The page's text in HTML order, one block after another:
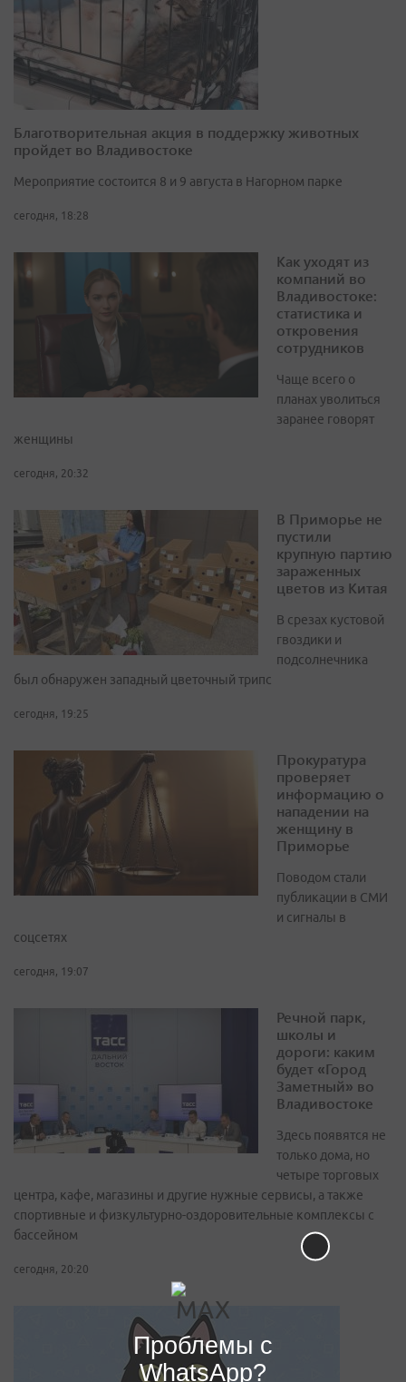
Благотворительная акция в поддержку животных
пройдет во Владивостоке
Мероприятие состоится 8 и 9 августа в Нагорном парке
сегодня, 18:28
Как уходят из
компаний во
Владивостоке:
статистика и
откровения
сотрудников
Чаще всего о
планах уволиться
заранее говорят
женщины
сегодня, 20:32
В Приморье не
пустили
крупную партию
зараженных
цветов из Китая
В срезах кустовой
гвоздики и
подсолнечника
был обнаружен западный цветочный трипс
сегодня, 19:25
Прокуратура
проверяет
информацию о
нападении на
женщину в
Приморье
Поводом стали
публикации в СМИ
и сигналы в
соцсетях
сегодня, 19:07
Речной парк,
школы и
дороги: каким
будет «Город
Заметный» во
Владивостоке
Здесь появятся не
только дома, но
четыре торговых
центра, кафе, магазины и другие нужные сервисы, а также
спортивные и физкультурно-оздоровительные комплексы с
бассейном
сегодня, 20:20
Проблемы с
WhatsApp?